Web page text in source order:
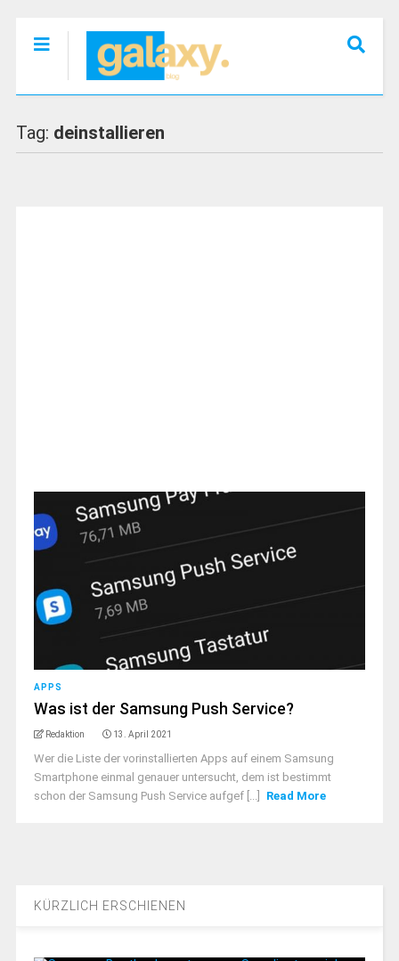
Tag: deinstallieren
APPS
Was ist der Samsung Push Service?
Redaktion 13. April 2021
Wer die Liste der vorinstallierten Apps auf einem Samsung
Smartphone einmal genauer untersucht, dem ist bestimmt
schon der Samsung Push Service aufgef [...]
Read More
KÜRZLICH ERSCHIENEN